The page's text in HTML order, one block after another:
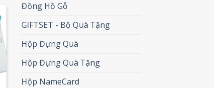
Đồng Hồ Gỗ
GIFTSET - Bộ Quà Tặng
Hộp Đựng Quà
Hộp Đựng Quà Tặng
Hộp NameCard